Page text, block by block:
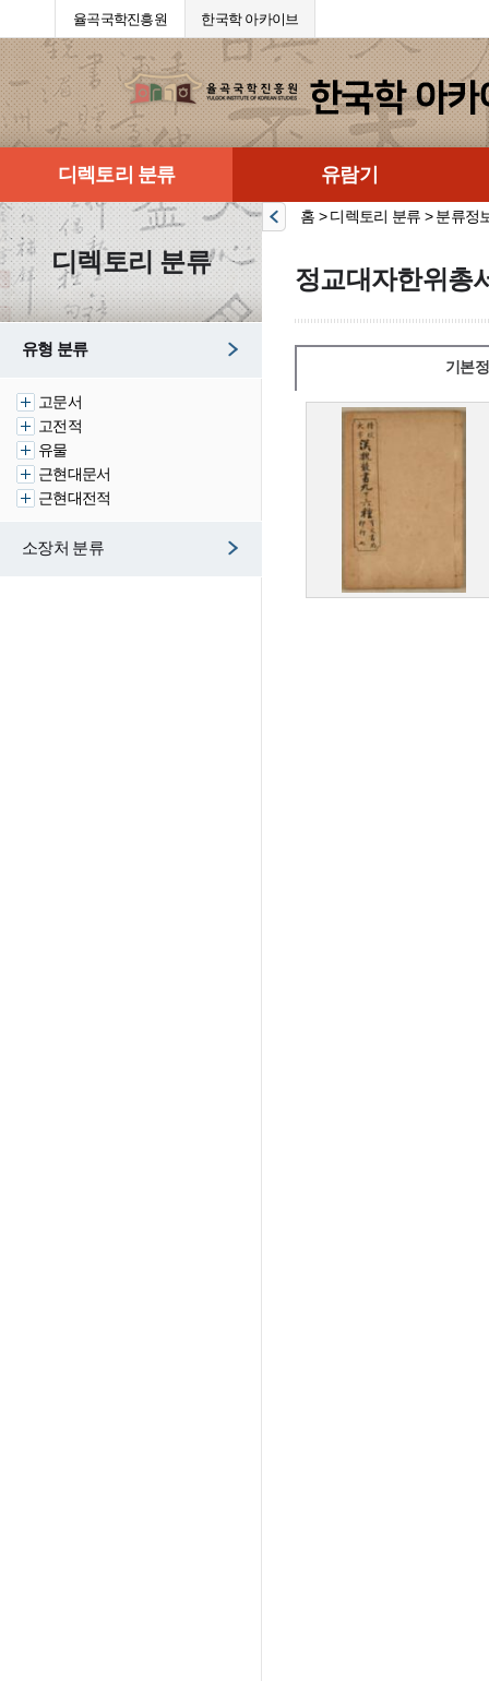
율곡국학진흥원 한국학 아카이브
디렉토리 분류 유람기
디렉토리 분류
유형 분류
고문서
고전적
유물
근현대문서
근현대전적
소장처 분류
홈 > 디렉토리 분류 > 분류정
정교대자한위총
기본